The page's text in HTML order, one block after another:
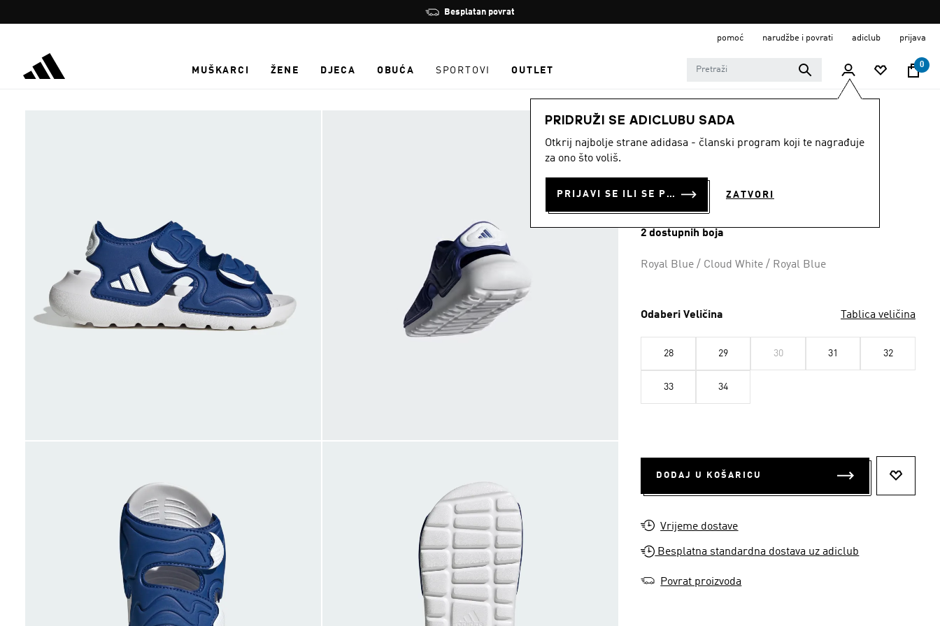
Zaustavi
rotaciju
Besplatan povrat
pomoć narudžbe i povrati adiclub prijava
MUŠKARCI ŽENE DJECA OBUĆA SPORTOVI OUTLET
0
PRIDRUŽI SE ADICLUBU SADA
Otkrij najbolje strane adidasa - članski program koji te nagrađuje
za ono što voliš.
PRIJAVI SE ILI SE PRIDRUŽI SADA ZATVORI
DJECA Obuća
DJEČJE SANDALE
ALTASWIM 3
€ 33.00
2 dostupnih boja
Royal Blue / Cloud White / Royal Blue
Odaberi Veličina Tablica veličina
28 29 30 31 32
33 34
DODAJ U KOŠARICU
Vrijeme dostave
Besplatna standardna dostava uz adiclub
Povrat proizvoda